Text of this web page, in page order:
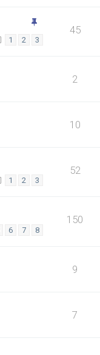
1 2 3
45
2
10
1 2 3
52
6 7 8
150
9
7